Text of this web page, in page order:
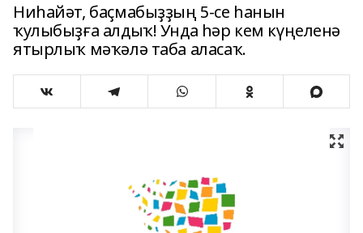
Ниһайәт, баҫмабыҙҙың 5-се һанын
ҡулыбыҙға алдыҡ! Унда һәр кем күңеленә
ятырлыҡ мәҡәлә таба аласаҡ.